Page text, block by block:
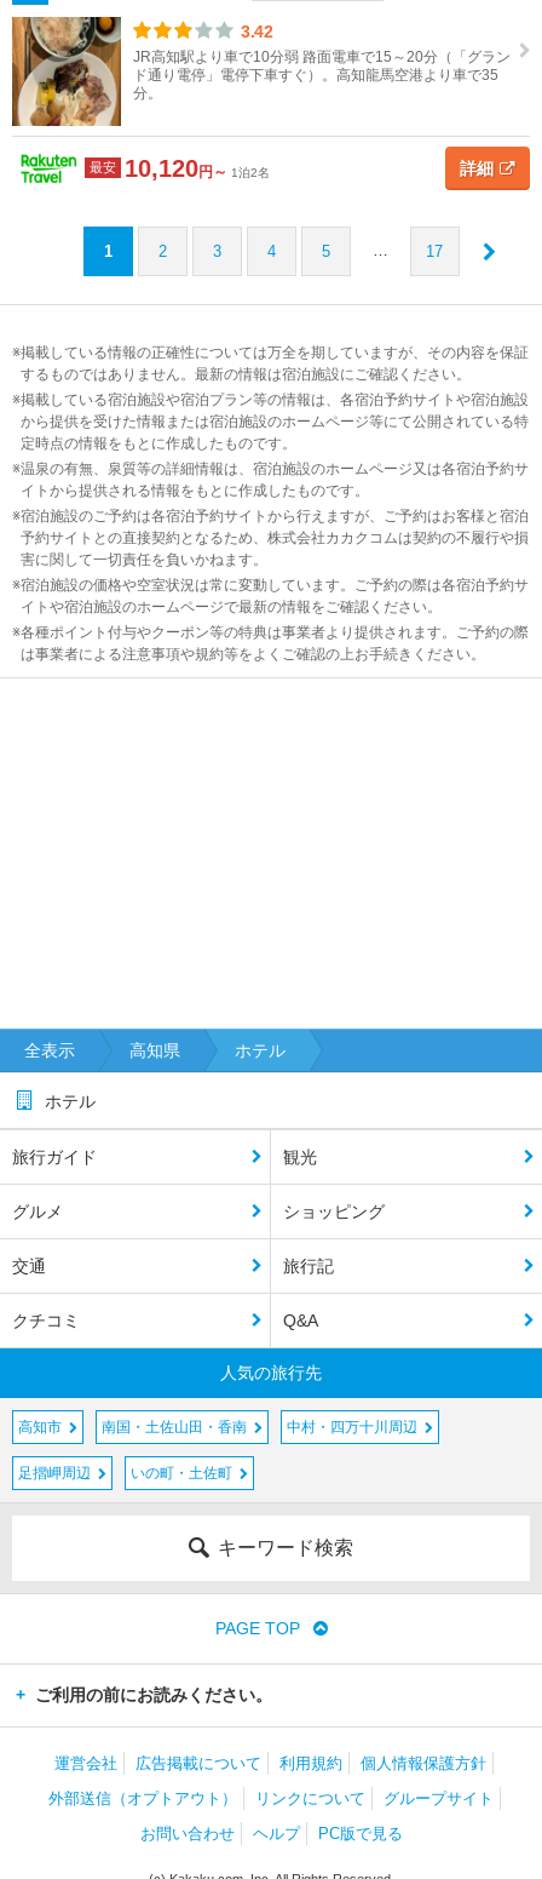
3.42
JR高知駅より車で10分弱 路面電車で15～20分（「グラン
ド通り電停」電停下車すぐ）。高知龍馬空港より車で35
分。
最安 10,120円～ 1泊2名 詳細
1 2 3 4 5 … 17
掲載している情報の正確性については万全を期していますが、その内容を保証
するものではありません。最新の情報は宿泊施設にご確認ください。
掲載している宿泊施設や宿泊プラン等の情報は、各宿泊予約サイトや宿泊施設
から提供を受けた情報または宿泊施設のホームページ等にて公開されている特
定時点の情報をもとに作成したものです。
温泉の有無、泉質等の詳細情報は、宿泊施設のホームページ又は各宿泊予約サ
イトから提供される情報をもとに作成したものです。
宿泊施設のご予約は各宿泊予約サイトから行えますが、ご予約はお客様と宿泊
予約サイトとの直接契約となるため、株式会社カカクコムは契約の不履行や損
害に関して一切責任を負いかねます。
宿泊施設の価格や空室状況は常に変動しています。ご予約の際は各宿泊予約サ
イトや宿泊施設のホームページで最新の情報をご確認ください。
各種ポイント付与やクーポン等の特典は事業者より提供されます。ご予約の際
は事業者による注意事項や規約等をよくご確認の上お手続きください。
全表示 高知県 ホテル
ホテル
旅行ガイド 観光
グルメ ショッピング
交通 旅行記
クチコミ Q&A
人気の旅行先
高知市 南国・土佐山田・香南 中村・四万十川周辺
足摺岬周辺 いの町・土佐町
キーワード検索
PAGE TOP
ご利用の前にお読みください。
運営会社 広告掲載について 利用規約
個人情報保護方針
外部送信（オプトアウト）
リンクについて
グループサイト
お問い合わせ
ヘルプ PC版で見る